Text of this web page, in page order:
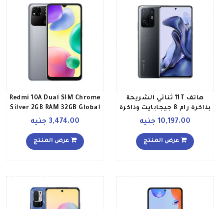
هاتف 11T ثنائي الشريحة
بذاكرة رام 8 جيجابايت وذاكرة
داخلية 256 جيجابايت ويدعم
ميتيورايت إصدار العالمي
10,197.00 جنيه
عرض المنتج
Redmi 10A Dual SIM Chrome
Silver 2GB RAM 32GB Global
Version
3,474.00 جنيه
عرض المنتج